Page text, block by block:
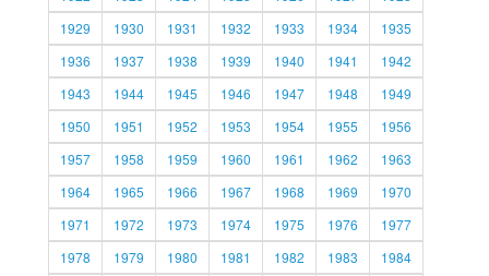
1929
1930 1931 1932 1933 1934
1935
1936
1937 1938 1939 1940 1941
1942
1943
1944 1945 1946 1947 1948
1949
1950
1951 1952 1953 1954 1955
1956
1957
1958 1959 1960 1961 1962
1963
1964
1965 1966 1967 1968 1969
1970
1971
1972 1973 1974 1975 1976
1977
1978
1979 1980 1981 1982 1983
1984